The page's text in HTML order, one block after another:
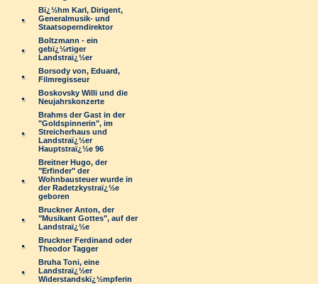
Bï¿½hm Karl, Dirigent,
Generalmusik- und
Staatsoperndirektor
Boltzmann - ein
gebï¿½rtiger
Landstraï¿½er
Borsody von, Eduard,
Filmregisseur
Boskovsky Willi und die
Neujahrskonzerte
Brahms der Gast in der
"Goldspinnerin", im
Streicherhaus und
Landstraï¿½er
Hauptstraï¿½e 96
Breitner Hugo, der
"Erfinder" der
Wohnbausteuer wurde in
der Radetzkystraï¿½e
geboren
Bruckner Anton, der
"Musikant Gottes", auf der
Landstraï¿½e
Bruckner Ferdinand oder
Theodor Tagger
Bruha Toni, eine
Landstraï¿½er
Widerstandskï¿½mpferin